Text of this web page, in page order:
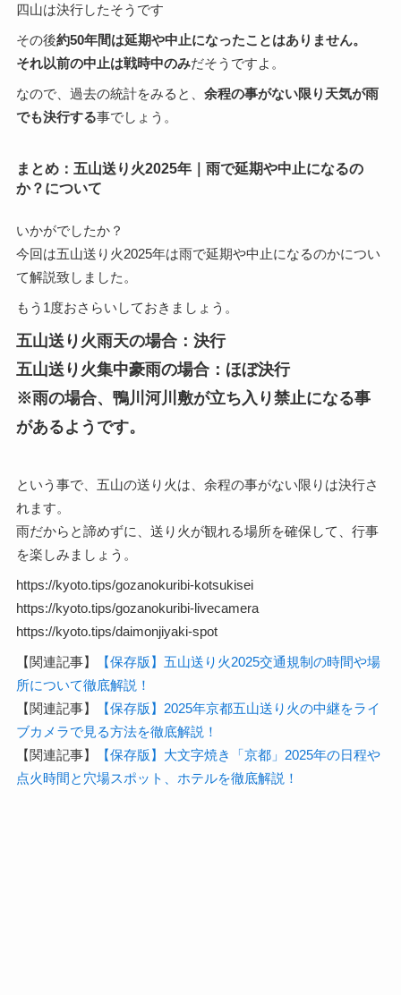
四山は決行したそうです
その後約50年間は延期や中止になったことはありません。
それ以前の中止は戦時中のみだそうですよ。
なので、過去の統計をみると、 余程の事がない限り天気が雨
でも決行する事でしょう。
まとめ：五山送り火2025年｜雨で延期や中止になるの
か？について
いかがでしたか？
今回は五山送り火2025年は雨で延期や中止になるのかについ
て解説致しました。
もう1度おさらいしておきましょう。
五山送り火雨天の場合：決行
五山送り火集中豪雨の場合：ほぼ決行
※雨の場合、鴨川河川敷が立ち入り禁止になる事
があるようです。
という事で、五山の送り火は、余程の事がない限りは決行さ
れます。
雨だからと諦めずに、送り火が観れる場所を確保して、行事
を楽しみましょう。
https://kyoto.tips/gozanokuribi-kotsukisei
https://kyoto.tips/gozanokuribi-livecamera
https://kyoto.tips/daimonjiyaki-spot
【関連記事】
【保存版】五山送り火2025交通規制の時間や場
所について徹底解説！
【関連記事】
【保存版】2025年京都五山送り火の中継をライ
ブカメラで見る方法を徹底解説！
【関連記事】
【保存版】大文字焼き「京都」2025年の日程や
点火時間と穴場スポット、ホテルを徹底解説！